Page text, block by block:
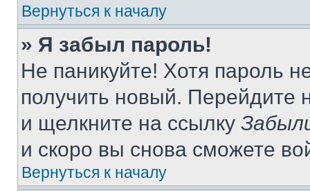
Вернуться к началу
» Я забыл пароль!
Не паникуйте! Хотя пароль
получить новый. Перейдите
и щелкните на ссылку
и скоро вы снова сможете
Вернуться к началу